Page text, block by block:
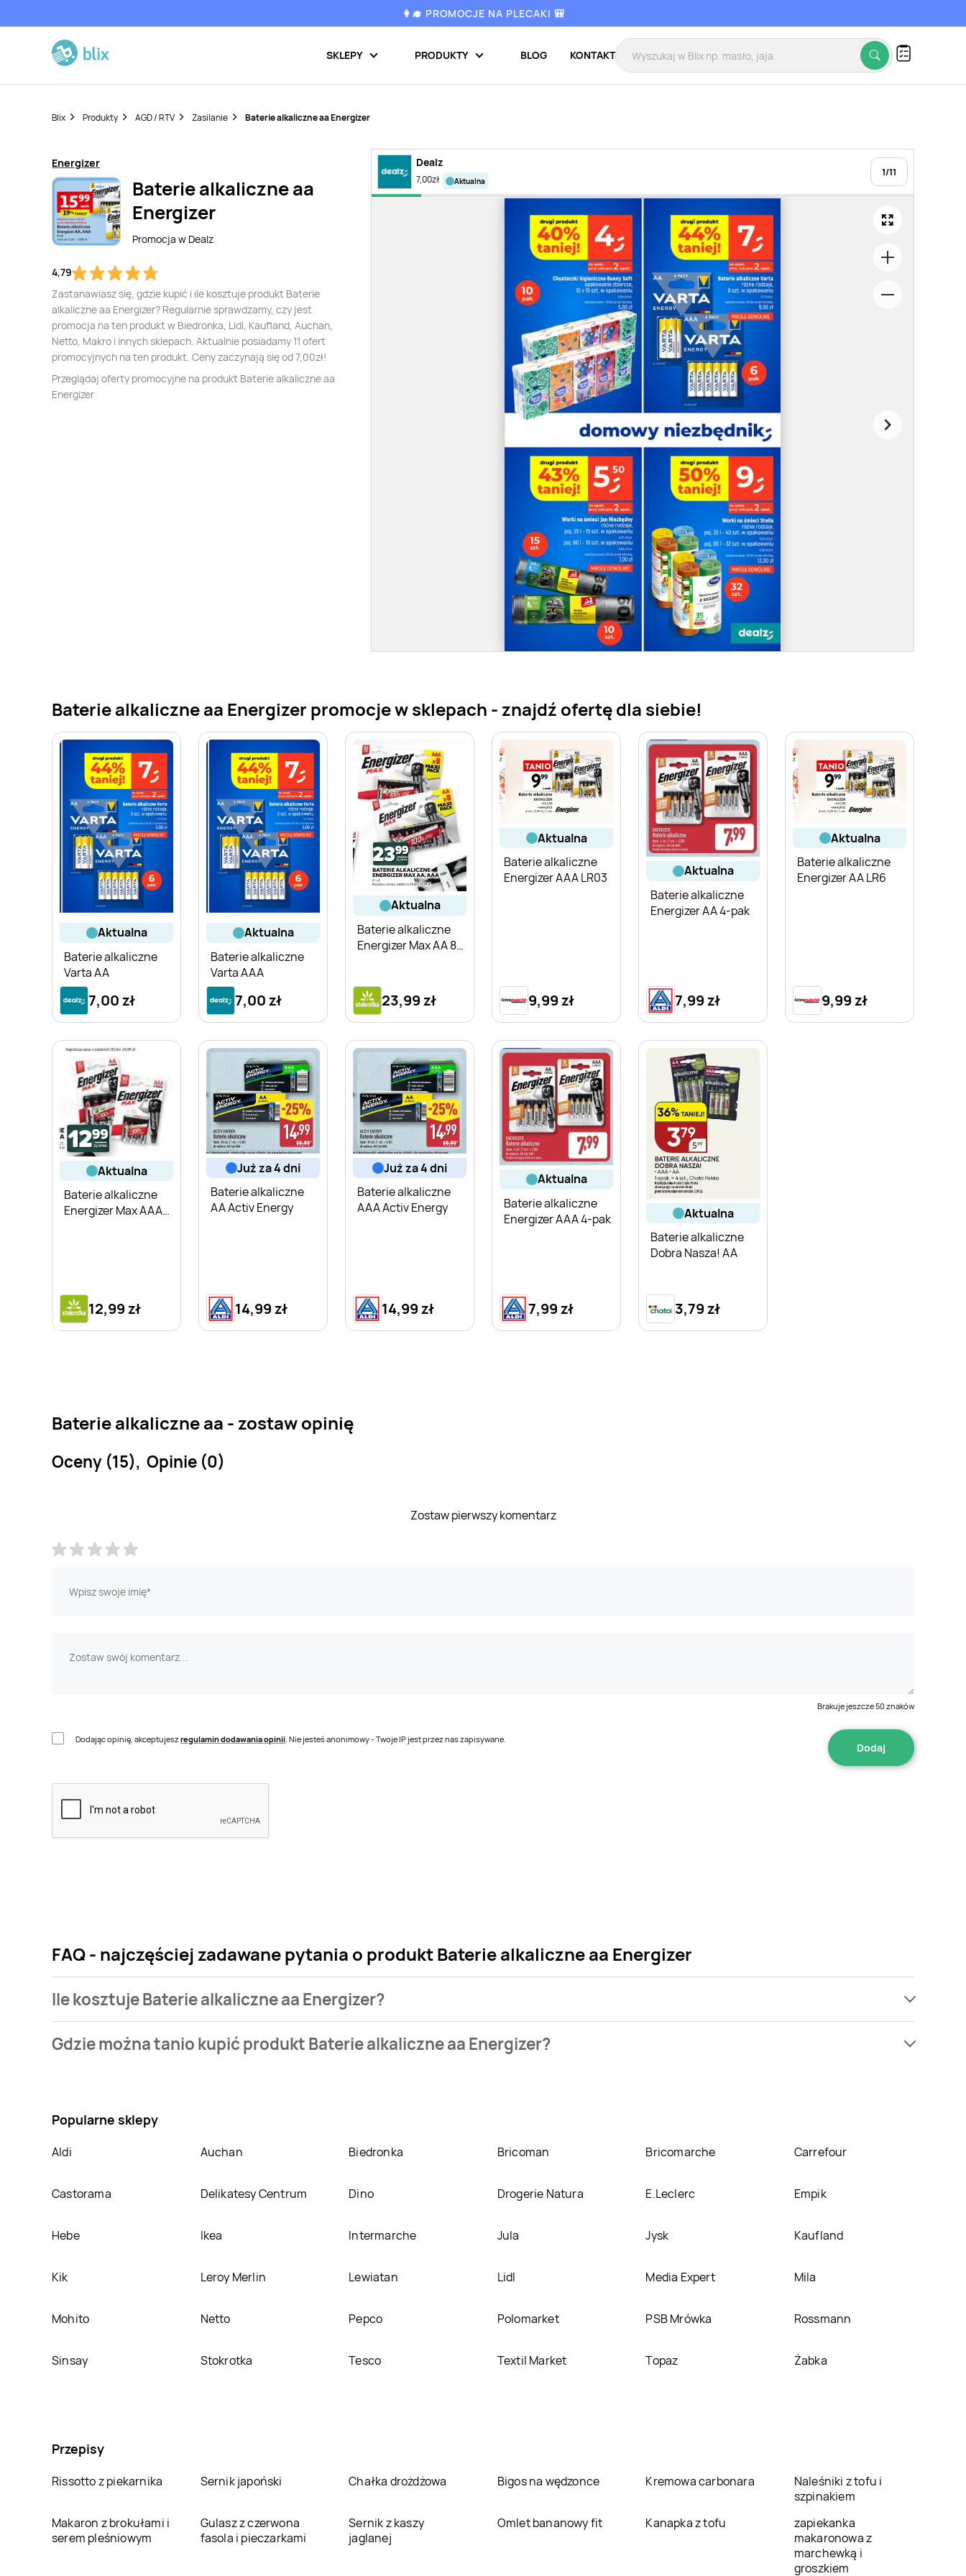
👩‍🎓 PROMOCJE NA PLECAKI 🎒
SKLEPY PRODUKTY BLOG KONTAKT
Blix Produkty AGD / RTV Zasilanie Baterie alkaliczne aa Energizer
Energizer
Baterie alkaliczne aa
Energizer
Promocja w Dealz
4,79
Zastanawiasz się, gdzie kupić i ile kosztuje produkt Baterie
alkaliczne aa Energizer? Regularnie sprawdzamy, czy jest
promocja na ten produkt w Biedronka, Lidl, Kaufland, Auchan,
Netto, Makro i innych sklepach. Aktualnie posiadamy 11 ofert
promocyjnych na ten produkt. Ceny zaczynają się od 7,00zł!
Przeglądaj oferty promocyjne na produkt Baterie alkaliczne aa
Energizer
Dealz
7,00zł aktualna
1/11
Baterie alkaliczne aa Energizer promocje w sklepach - znajdź ofertę dla siebie!
aktualna
Baterie alkaliczne
Varta AA
7,00 zł
aktualna
Baterie alkaliczne
Varta AAA
7,00 zł
aktualna
Baterie alkaliczne
Energizer Max AA 8-
23,99 zł
aktualna
Baterie alkaliczne
Energizer AAA LR03
9,99 zł
aktualna
Baterie alkaliczne
Energizer AA 4-pak
7,99 zł
aktualna
Baterie alkaliczne
Energizer AA LR6
9,99 zł
aktualna
Baterie alkaliczne
Energizer Max AAA
12,99 zł
już za 4 dni
Baterie alkaliczne
AA Activ Energy
14,99 zł
już za 4 dni
Baterie alkaliczne
AAA Activ Energy
14,99 zł
aktualna
Baterie alkaliczne
Energizer AAA 4-pak
7,99 zł
aktualna
Baterie alkaliczne
Dobra Nasza! AA
3,79 zł
Baterie alkaliczne aa - zostaw opinię
Oceny (15), Opinie (0)
Zostaw pierwszy komentarz
Brakuje jeszcze50 znaków
Dodając opinię, akceptujeszregulamin dodawania opinii. Nie jesteś anonimowy - Twoje IP jest przez nas zapisywane.
FAQ - najczęściej zadawane pytania o produkt Baterie alkaliczne aa Energizer
Ile kosztuje Baterie alkaliczne aa Energizer?
oferta, jaką mamy w naszej bazie jest z sieciDealz. Baterie alkaliczne aa Energizer kosztuje aktualnie 3,79 zł.
Gdzie można tanio kupić produkt Baterie alkaliczne aa Energizer?
Popularne sklepy
Aldi Auchan Biedronka Bricoman Bricomarche Carrefour
Castorama Delikatesy Centrum Dino Drogerie Natura E.Leclerc Empik
Hebe Ikea Intermarche Jula Jysk Kaufland
Kik Leroy Merlin Lewiatan Lidl Media Expert Mila
Mohito Netto Pepco Polomarket PSB Mrówka Rossmann
Sinsay Stokrotka Tesco Textil Market Topaz Żabka
Przepisy
Rissotto z piekarnika Sernik japoński Chałka drożdżowa Bigos na wędzonce Kremowa carbonara
Naleśniki z tofu i
szpinakiem
Makaron z brokułami i
serem pleśniowym
Gulasz z czerwona
fasola i pieczarkami
Sernik z kaszy
jaglanej
Omlet bananowy fit Kanapka z tofu
zapiekanka
makaronowa z
marchewką i
groszkiem